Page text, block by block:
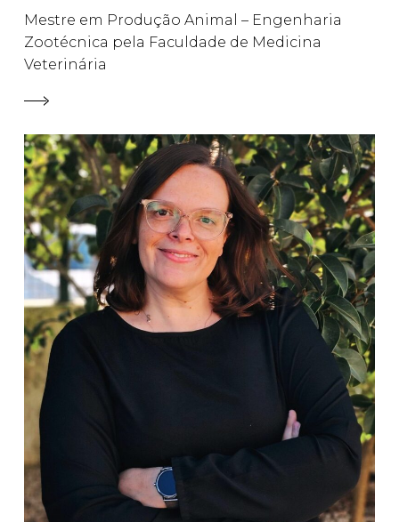
Mestre em Produção Animal – Engenharia
Zootécnica pela Faculdade de Medicina
Veterinária